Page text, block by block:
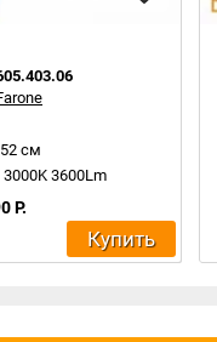
см
3000K 3600Lm
Р.
Купить